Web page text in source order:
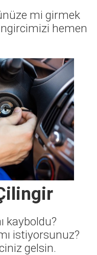
mi girmek
hemen
kayboldu?
istiyorsunuz?
gelsin.